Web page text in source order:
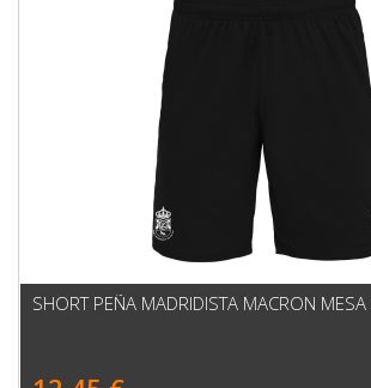
SHORT PEÑA MADRIDISTA MACRON